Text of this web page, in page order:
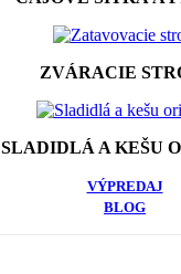
ZVÁRACIE
SLADIDLÁ A KEŠU
VÝPREDAJ
BLOG